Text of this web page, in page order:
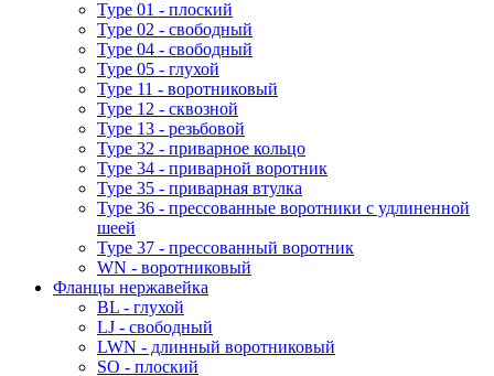
Type 01 - плоский
Type 02 - свободный
Type 04 - свободный
Type 05 - глухой
Type 11 - воротниковый
Type 12 - сквозной
Type 13 - резьбовой
Type 32 - приварное кольцо
Type 34 - приварной воротник
Type 35 - приварная втулка
Type 36 - прессованные воротники с удлиненной
шеей
Type 37 - прессованный воротник
WN - воротниковый
Фланцы нержавейка
BL - глухой
LJ - свободный
LWN - длинный воротниковый
SO - плоский